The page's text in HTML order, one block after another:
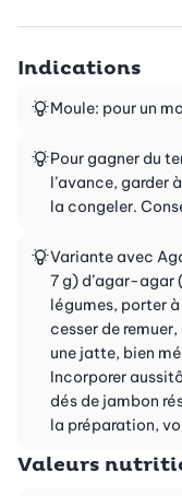
Indications
Moule: pour un
Pour gagner du
l’avance, garder
la congeler.
Variante avec
7 g) d’agar-agar
légumes, porter
cesser de
une jatte, bien
Incorporer
dés de jambon
la préparation,
Valeurs